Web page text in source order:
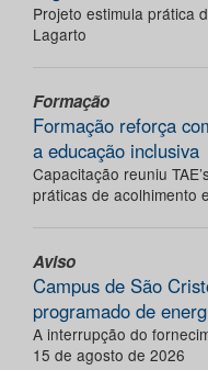
Projeto estimula prática
Lagarto
Formação
Formação reforça
a educação inclusiva
Capacitação reuniu
práticas de acolhimento
Aviso
Campus de São
programado de
A interrupção do
15 de agosto de 2026